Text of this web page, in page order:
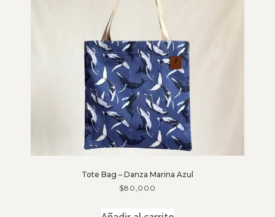
Tote Bag – Danza Marina Azul
$80,000